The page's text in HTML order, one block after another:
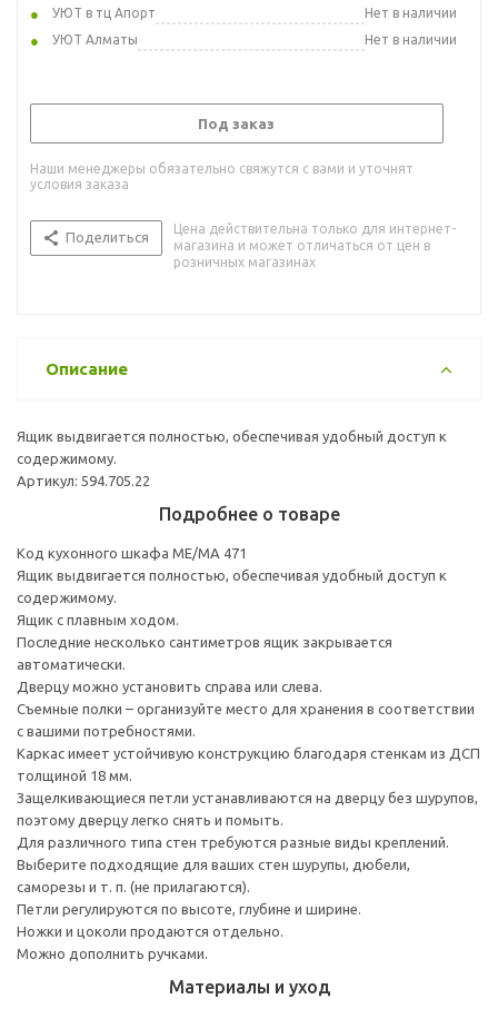
УЮТ в тц Апорт
Нет в наличии
УЮТ Алматы
Нет в наличии
Под заказ
Наши менеджеры обязательно свяжутся с вами и уточнят
условия заказа
Поделиться
Цена действительна только для интернет-
магазина и может отличаться от цен в
розничных магазинах
Описание
Ящик выдвигается полностью, обеспечивая удобный доступ к
содержимому.
Артикул: 594.705.22
Подробнее о товаре
Код кухонного шкафа ME/MA 471
Ящик выдвигается полностью, обеспечивая удобный доступ к
содержимому.
Ящик с плавным ходом.
Последние несколько сантиметров ящик закрывается
автоматически.
Дверцу можно установить справа или слева.
Съемные полки – организуйте место для хранения в соответствии
с вашими потребностями.
Каркас имеет устойчивую конструкцию благодаря стенкам из ДСП
толщиной 18 мм.
Защелкивающиеся петли устанавливаются на дверцу без шурупов,
поэтому дверцу легко снять и помыть.
Для различного типа стен требуются разные виды креплений.
Выберите подходящие для ваших стен шурупы, дюбели,
саморезы и т. п. (не прилагаются).
Петли регулируются по высоте, глубине и ширине.
Ножки и цоколи продаются отдельно.
Можно дополнить ручками.
Материалы и уход